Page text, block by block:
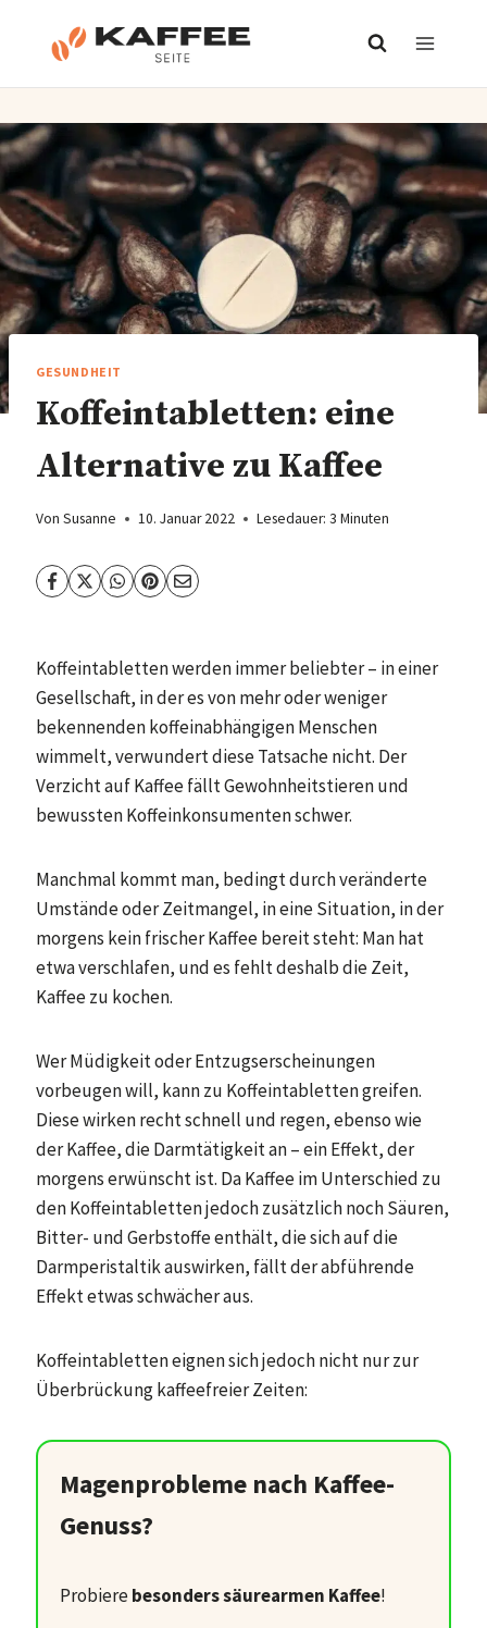
GESUNDHEIT
Koffeintabletten: eine
Alternative zu Kaffee
Von Susanne 10. Januar 2022 Lesedauer: 3Minuten
Koffeintabletten werden immer beliebter – in einer
Gesellschaft, in der es von mehr oder weniger
bekennenden koffeinabhängigen Menschen
wimmelt, verwundert diese Tatsache nicht. Der
Verzicht auf Kaffee fällt Gewohnheitstieren und
bewussten Koffeinkonsumenten schwer.
Manchmal kommt man, bedingt durch veränderte
Umstände oder Zeitmangel, in eine Situation, in der
morgens kein frischer Kaffee bereit steht: Man hat
etwa verschlafen, und es fehlt deshalb die Zeit,
Kaffee zu kochen.
Wer Müdigkeit oder Entzugserscheinungen
vorbeugen will, kann zu Koffeintabletten greifen.
Diese wirken recht schnell und regen, ebenso wie
der Kaffee, die Darmtätigkeit an – ein Effekt, der
morgens erwünscht ist. Da Kaffee im Unterschied zu
den Koffeintabletten jedoch zusätzlich noch Säuren,
Bitter- und Gerbstoffe enthält, die sich auf die
Darmperistaltik auswirken, fällt der abführende
Effekt etwas schwächer aus.
Koffeintabletten eignen sich jedoch nicht nur zur
Überbrückung kaffeefreier Zeiten:
Magenprobleme nach Kaffee-
Genuss?
Probierebesonders säurearmen Kaffee!